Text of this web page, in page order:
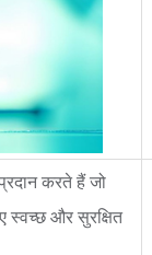
करते हैं जो
स्वच्छ और सुरक्षित